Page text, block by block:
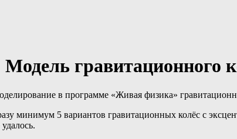
Модель гравитационного
в программе «Живая физика»
минимум 5 вариантов гравитационных колёс с